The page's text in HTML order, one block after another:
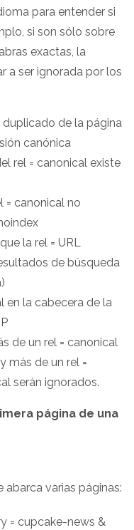
para entender si
si son sólo sobre
exactas, la
a ser ignorada por los
de la página
canónica
rel = canonical existe
= canonical no
la rel = URL
de búsqueda
en la cabecera de la
de un rel = canonical
más de un rel =
serán ignorados.
página de una
abarca varias páginas:
= cupcake-news &